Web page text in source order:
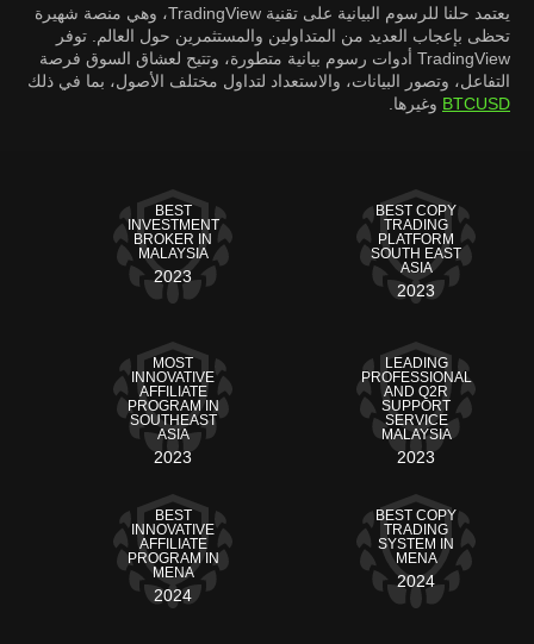
يعتمد حلنا للرسوم البيانية على تقنية TradingView، وهي منصة شهيرة
تحظى بإعجاب العديد من المتداولين والمستثمرين حول العالم. توفر
TradingView أدوات رسوم بيانية متطورة، وتتيح لعشاق السوق فرصة
التفاعل، وتصور البيانات، والاستعداد لتداول مختلف الأصول، بما في ذلك
BTCUSD وغيرها.
BEST COPY
TRADING
PLATFORM
SOUTH EAST
ASIA
2023
BEST
INVESTMENT
BROKER IN
MALAYSIA
2023
LEADING
PROFESSIONAL
AND Q2R
SUPPORT
SERVICE
MALAYSIA
2023
MOST
INNOVATIVE
AFFILIATE
PROGRAM IN
SOUTHEAST
ASIA
2023
BEST COPY
TRADING
SYSTEM IN
MENA
2024
BEST
INNOVATIVE
AFFILIATE
PROGRAM IN
MENA
2024